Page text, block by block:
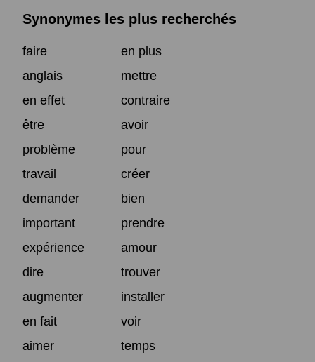
Synonymes les plus recherchés
faire
en plus
anglais
mettre
en effet
contraire
être
avoir
problème
pour
travail
créer
demander
bien
important
prendre
expérience
amour
dire
trouver
augmenter
installer
en fait
voir
aimer
temps